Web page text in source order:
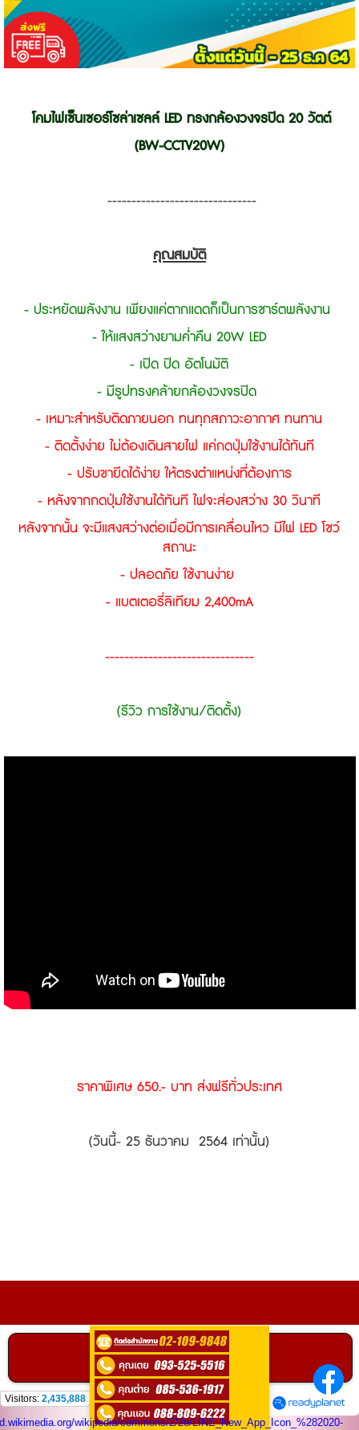
โคมไฟเซ็นเซอร์โซล่าเซลล์ LED ทรงกล้องวงจรปิด 20 วัตต์
(BW-CCTV20W)
-------------------------------
คุณสมบัติ
- ประหยัดพลังงาน เพียงแค่ตากแดดก็เป็นการชาร์ตพลังงาน
- ให้แสงสว่างยามค่ำคืน 20W LED
- เปิด ปิด อัตโนมัติ
- มีรูปทรงคล้ายกล้องวงจรปิด
- เหมาะสำหรับติดภายนอก ทนทุกสภาวะอากาศ ทนทาน
- ติดตั้งง่าย ไม่ต้องเดินสายไฟ แค่กดปุ่มใช้งานได้ทันที
- ปรับขายึดได้ง่าย ให้ตรงตำแหน่งที่ต้องการ
- หลังจากกดปุ่มใช้งานได้ทันที ไฟจะส่องสว่าง 30 วินาที
หลังจากนั้น จะมีแสงสว่างต่อเมื่อมีการเคลื่อนไหว มีไฟ LED โชว์
สถานะ
- ปลอดภัย ใช้งานง่าย
- แบตเตอรี่ลิเทียม 2,400mA
-------------------------------
(รีวิว การใช้งาน/ติดตั้ง)
ราคาพิเศษ 650.- บาท ส่งฟรีทั่วประเทศ
(วันนี้- 25 ธันวาคม 2564 เท่านั้น)
ติดต่อ0935255516
คลิกเพื่อโทร
Visitors: 2,435,888
ติดต่อสอบถามได้ที่